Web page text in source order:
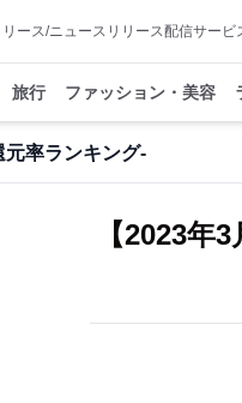
ース/ニュースリリース配信サービ
旅行 ファッション・美容
元率ランキング-
【2023年